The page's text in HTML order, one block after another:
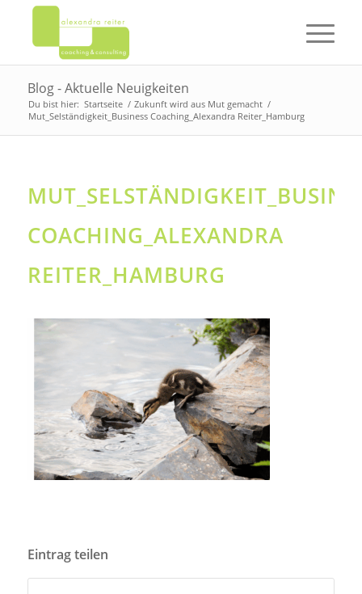
Blog - Aktuelle Neuigkeiten
Du bist hier: Startseite / Zukunft wird aus Mut gemacht /
Mut_Selständigkeit_Business Coaching_Alexandra Reiter_Hamburg
COACHING_ALEXANDRA
REITER_HAMBURG
Eintrag teilen